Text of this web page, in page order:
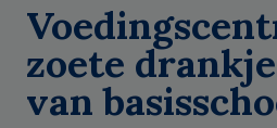
zoete
van